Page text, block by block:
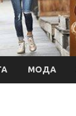
МОДА